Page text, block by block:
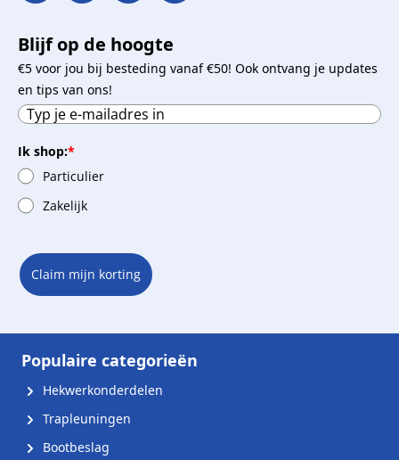
Blijf op de hoogte
€5 voor jou bij besteding vanaf €50! Ook ontvang je updates
en tips van ons!
Ik shop:*
Particulier
Zakelijk
Claim mijn korting
Populaire categorieën
Hekwerkonderdelen
Trapleuningen
Bootbeslag